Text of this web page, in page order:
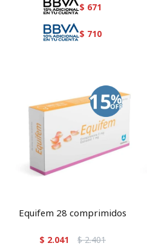
$ 671
$ 710
Equifem 28 comprimidos
$ 2.041 $ 2.401